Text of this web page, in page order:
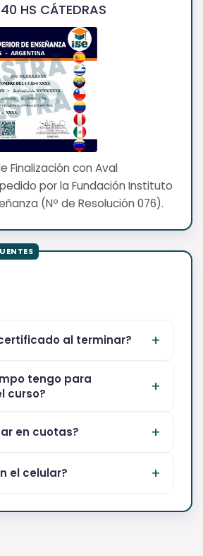
HS CÁTEDRAS
Finalización con Aval
por la Fundación Instituto
(Nº de Resolución 076).
al terminar?
tengo para
curso?
en cuotas?
el celular?